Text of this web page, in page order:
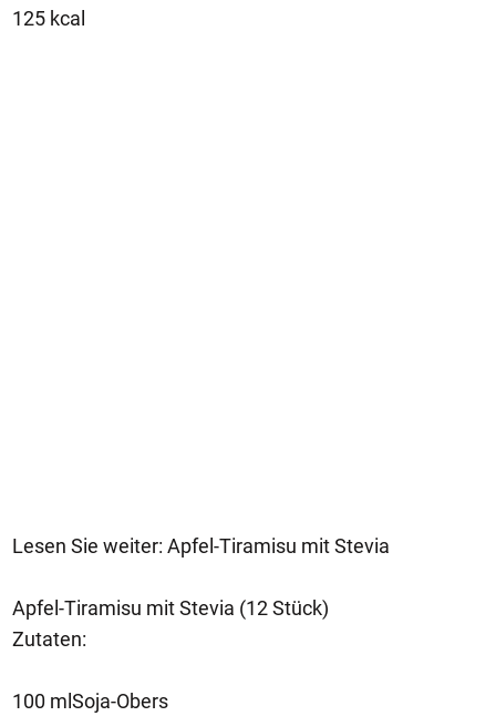
125 kcal
Lesen Sie weiter: Apfel-Tiramisu mit Stevia
Apfel-Tiramisu mit Stevia (12 Stück)
Zutaten:
100 mlSoja-Obers